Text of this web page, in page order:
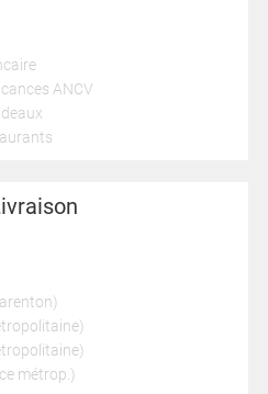
ANCV
métrop.)